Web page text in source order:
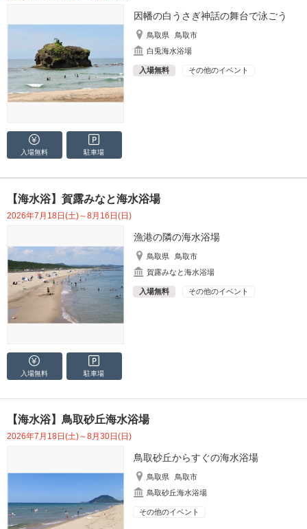
因幡の白うさぎ神話の舞台で泳ごう
鳥取県
鳥取市
白兎海水浴場
入場無料 その他のイベント
入場無料 駐車場
【海水浴】賀露みなと海水浴場
2026年7月18日(土)～8月16日(日)
漁港の隣の海水浴場
鳥取県
鳥取市
賀露みなと海水浴場
入場無料 その他のイベント
入場無料 駐車場
【海水浴】鳥取砂丘海水浴場
2026年7月18日(土)～8月30日(日)
鳥取砂丘からすぐの海水浴場
鳥取県
鳥取市
鳥取砂丘海水浴場
その他のイベント